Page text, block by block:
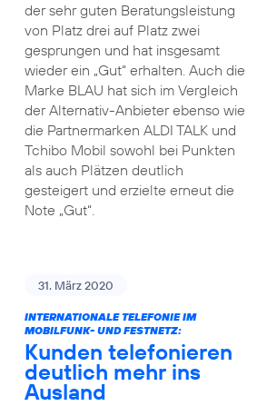
der sehr guten Beratungsleistung
von Platz drei auf Platz zwei
gesprungen und hat insgesamt
wieder ein „Gut“ erhalten. Auch die
Marke BLAU hat sich im Vergleich
der Alternativ-Anbieter ebenso wie
die Partnermarken ALDI TALK und
Tchibo Mobil sowohl bei Punkten
als auch Plätzen deutlich
gesteigert und erzielte erneut die
Note „Gut“.
31. März 2020
INTERNATIONALE TELEFONIE IM
MOBILFUNK- UND FESTNETZ:
Kunden telefonieren
deutlich mehr ins
Ausland